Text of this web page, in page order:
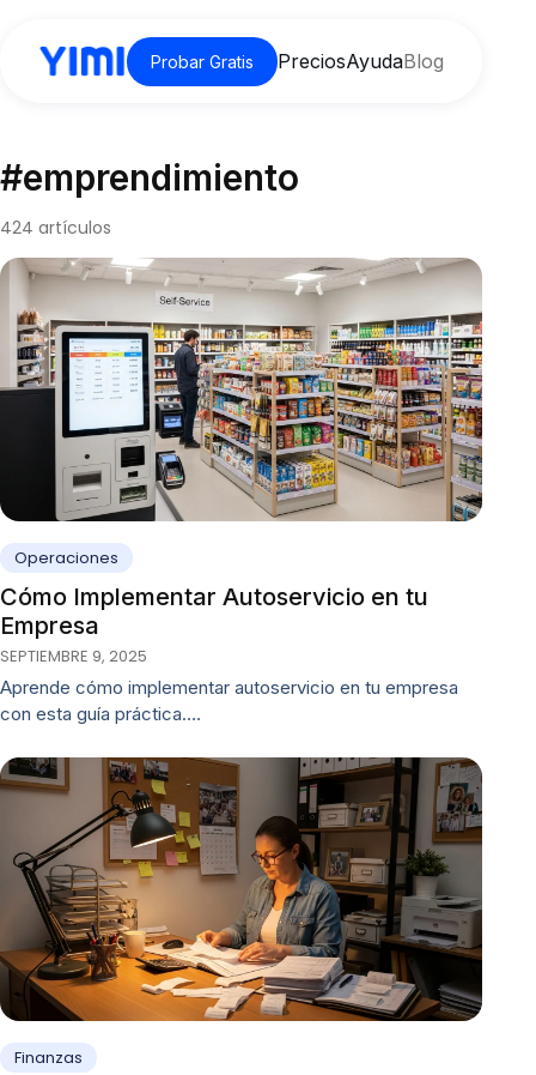
Probar Gratis PreciosAyudaBlog
#emprendimiento
424 artículos
Operaciones
Cómo Implementar Autoservicio en tu
Empresa
SEPTIEMBRE 9, 2025
Aprende cómo implementar autoservicio en tu empresa
con esta guía práctica.…
Finanzas